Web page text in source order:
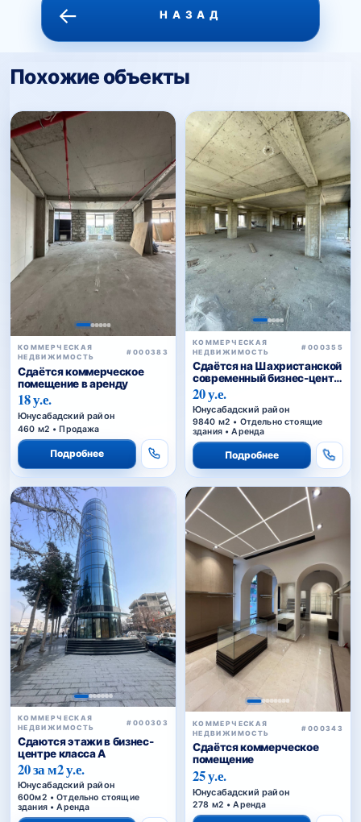
← НАЗАД
Похожие объекты
КОММЕРЧЕСКАЯ
НЕДВИЖИМОСТЬ
#000383
Сдаётся коммерческое
помещение в аренду
18 у.е.
Юнусабадский район
460 м2 • Продажа
Подробнее
КОММЕРЧЕСКАЯ
НЕДВИЖИМОСТЬ
#000355
Сдаётся на Шахристанской
современный бизнес-центр
в аренду
20 у.е.
Юнусабадский район
9840 м2 • Отдельно стоящие
здания • Аренда
Подробнее
КОММЕРЧЕСКАЯ
НЕДВИЖИМОСТЬ
#000303
Сдаются этажи в бизнес-
центре класса A
20 за м2 у.е.
Юнусабадский район
600м2 • Отдельно стоящие
здания • Аренда
КОММЕРЧЕСКАЯ
НЕДВИЖИМОСТЬ
#000343
Сдаётся коммерческое
помещение
25 у.е.
Юнусабадский район
278 м2 • Аренда